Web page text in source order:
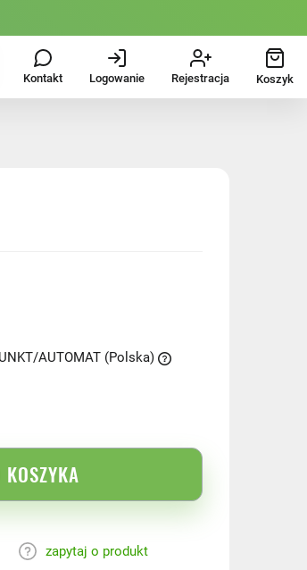
Kontakt Logowanie Rejestracja Koszyk
AUTOMAT (Polska)
KOSZYKA
zapytaj o produkt